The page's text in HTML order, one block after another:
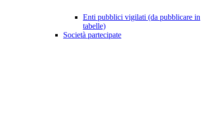
Enti pubblici vigilati (da pubblicare in
tabelle)
Società partecipate